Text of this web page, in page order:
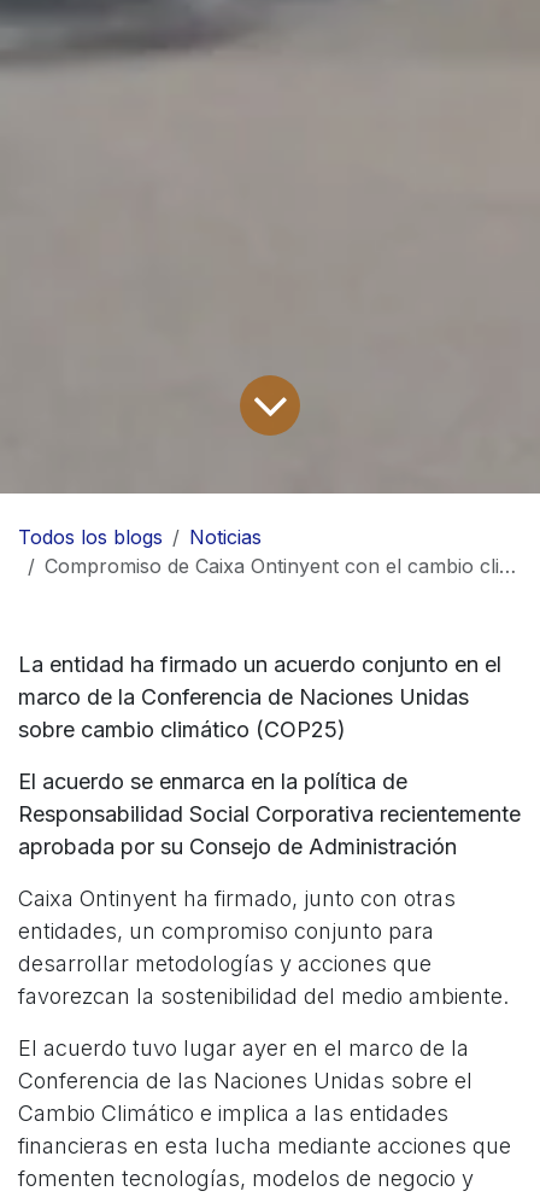
Todos los blogs
Noticias
Compromiso de Caixa Ontinyent con el cambio climático
La entidad ha firmado un acuerdo conjunto en el
marco de la Conferencia de Naciones Unidas
sobre cambio climático (COP25)
El acuerdo se enmarca en la política de
Responsabilidad Social Corporativa recientemente
aprobada por su Consejo de Administración
Caixa Ontinyent ha firmado, junto con otras
entidades, un compromiso conjunto para
desarrollar metodologías y acciones que
favorezcan la sostenibilidad del medio ambiente.
El acuerdo tuvo lugar ayer en el marco de la
Conferencia de las Naciones Unidas sobre el
Cambio Climático e implica a las entidades
financieras en esta lucha mediante acciones que
fomenten tecnologías, modelos de negocio y